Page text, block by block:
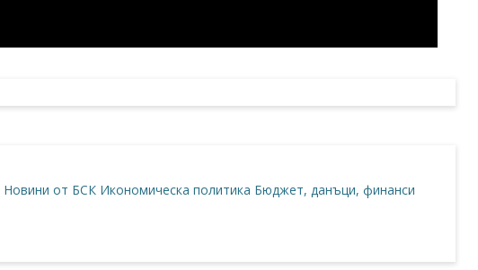
Новини от БСК Икономическа политика Бюджет, данъци, финанси